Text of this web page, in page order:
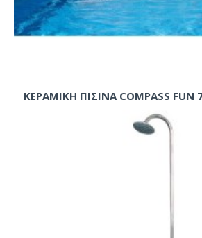
ΚΕΡΑΜΙΚΗ ΠΙΣΙΝΑ COMPASS FUN